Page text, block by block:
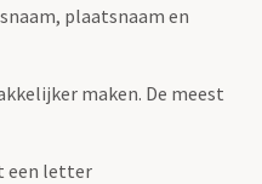
plaatsnaam en
maken. De meest
een letter